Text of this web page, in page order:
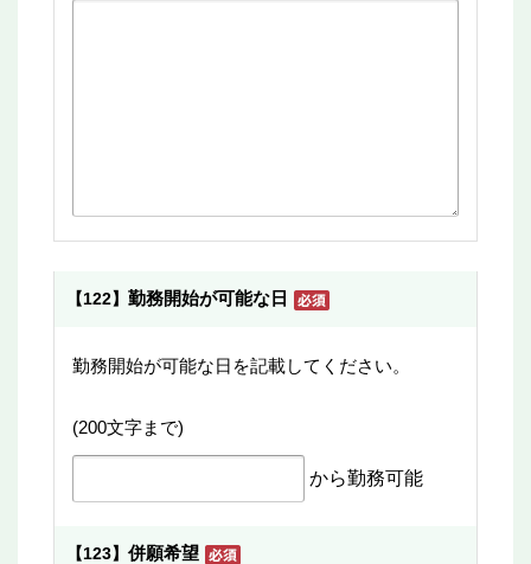
【122】 勤務開始が可能な日
勤務開始が可能な日を記載してください。
(200文字まで)
から勤務可能
【123】 併願希望